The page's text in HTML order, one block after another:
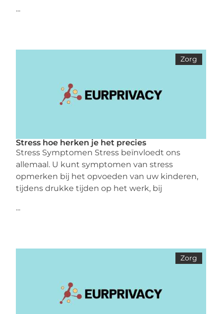
...
Zorg
Stress hoe herken je het precies
Stress Symptomen Stress beïnvloedt ons
allemaal. U kunt symptomen van stress
opmerken bij het opvoeden van uw kinderen,
tijdens drukke tijden op het werk, bij
...
Zorg